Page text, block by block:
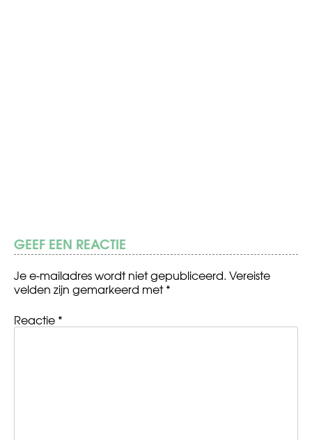
GEEF EEN REACTIE
Je e-mailadres wordt niet gepubliceerd. Vereiste
velden zijn gemarkeerd met*
Reactie *